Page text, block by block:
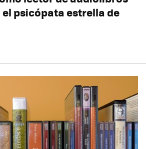
el psicópata estrella de